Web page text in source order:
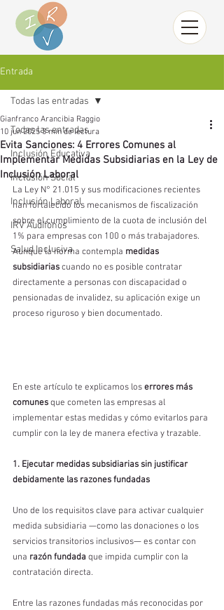
Entrada
Todas las entradas
Inclusión Educativa
Inclusión Social
Inclusión Laboral
IRV Audífonos
Salud Inclusiva
Todas las entradas
Evita Sanciones: 4 Errores Comunes al
Implementar Medidas Subsidiarias en la Ley de
Inclusión Laboral
Gianfranco Arancibia Raggio
10 jun 2025 3 min de lectura
La Ley N° 21.015 y sus modificaciones recientes
han fortalecido los mecanismos de fiscalización
sobre el cumplimiento de la cuota de inclusión del
1% para empresas con 100 o más trabajadores.
Aunque la norma contempla medidas
subsidiarias cuando no es posible contratar
directamente a personas con discapacidad o
pensionadas de invalidez, su aplicación exige un
proceso riguroso y bien documentado.
En este artículo te explicamos los errores más
comunes que cometen las empresas al
implementar estas medidas y cómo evitarlos para
cumplir con la ley de manera efectiva y trazable.
1. Ejecutar medidas subsidiarias sin justificar
debidamente las razones fundadas
Uno de los requisitos clave para activar cualquier
medida subsidiaria —como las donaciones o los
servicios transitorios inclusivos— es contar con
una razón fundada que impida cumplir con la
contratación directa.
Entre las razones fundadas más reconocidas por